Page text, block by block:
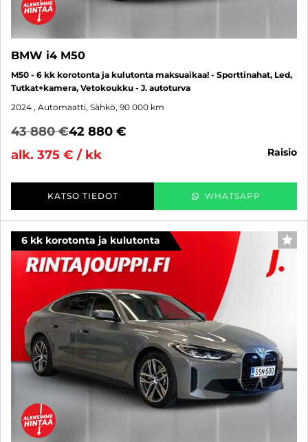
BMW i4 M50
M50 - 6 kk korotonta ja kulutonta maksuaikaa! - Sporttinahat, Led,
Tutkat+kamera, Vetokoukku - J. autoturva
2024 , Automaatti, Sähkö, 90 000 km
43 880 €42 880 €
alk. 375 € / kk
raisio
KATSO TIEDOT WHATSAPP
6 kk korotonta ja kulutonta